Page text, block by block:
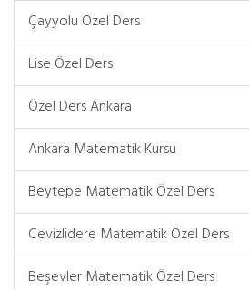
Çayyolu Özel Ders
Lise Özel Ders
Özel Ders Ankara
Ankara Matematik Kursu
Beytepe Matematik Özel Ders
Cevizlidere Matematik Özel Ders
Beşevler Matematik Özel Ders